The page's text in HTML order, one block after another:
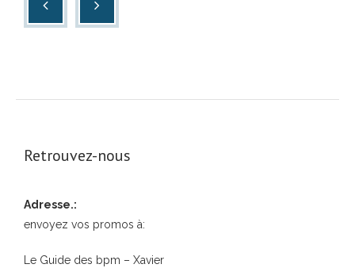
Retrouvez-nous
Adresse.:
envoyez vos promos à:
Le Guide des bpm – Xavier